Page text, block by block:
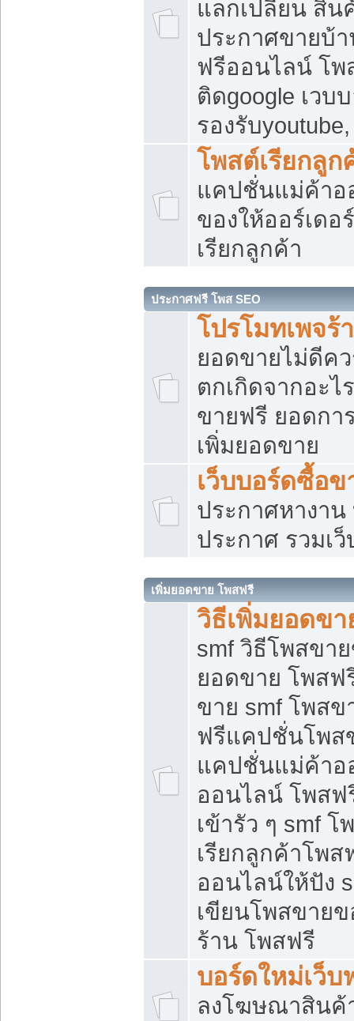
แลกเปลี่ยน สิน
ประกาศขายบ้
ฟรีออนไลน์ โพ
ติดgoogle เวบ
รองรับ
โพสต์เรียกลูก
แคปชั่นแม่ค้าอ
ของให้ออร์เดอ
เรียกลูกค้า
ประกาศฟรี โพส SEO
โปรโมทเพจร้
ยอดขายไม่ดีค
ตกเกิดจากอะไ
ขายฟรี ยอดกา
เพิ่มยอดขาย
เว็บบอร์ดซื้อข
ประกาศหางาน
ประกาศ รวมเ
เพิ่มยอดขาย โพสฟรี
วิธีเพิ่มยอดข
smf วิธีโพสขา
ยอดขาย โพสฟ
ขาย smf โพส
ฟรีแคปชั่นโพส
แคปชั่นแม่ค้า
ออนไลน์ โพสฟ
เข้ารัว ๆ smf
เรียกลูกค้าโพส
ออนไลน์ให้ปัง
เขียนโพสขาย
ร้าน โพสฟรี
บอร์ดใหม่เว็บ
ลงโฆษณาสิน